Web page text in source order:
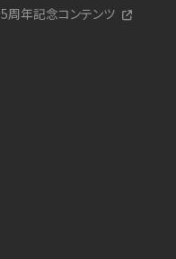
5周年記念コンテンツ